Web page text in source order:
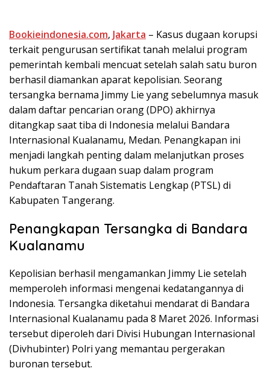
Bookieindonesia.com, Jakarta – Kasus dugaan korupsi
terkait pengurusan sertifikat tanah melalui program
pemerintah kembali mencuat setelah salah satu buron
berhasil diamankan aparat kepolisian. Seorang
tersangka bernama Jimmy Lie yang sebelumnya masuk
dalam daftar pencarian orang (DPO) akhirnya
ditangkap saat tiba di Indonesia melalui Bandara
Internasional Kualanamu, Medan. Penangkapan ini
menjadi langkah penting dalam melanjutkan proses
hukum perkara dugaan suap dalam program
Pendaftaran Tanah Sistematis Lengkap (PTSL) di
Kabupaten Tangerang.
Penangkapan Tersangka di Bandara
Kualanamu
Kepolisian berhasil mengamankan Jimmy Lie setelah
memperoleh informasi mengenai kedatangannya di
Indonesia. Tersangka diketahui mendarat di Bandara
Internasional Kualanamu pada 8 Maret 2026. Informasi
tersebut diperoleh dari Divisi Hubungan Internasional
(Divhubinter) Polri yang memantau pergerakan
buronan tersebut.